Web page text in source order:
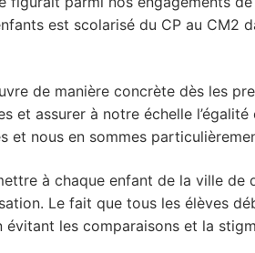
est scolarisé du CP au CM2
de manière concrète dès les
et assurer à notre échelle
et nous en sommes
à chaque enfant de la ville de
Le fait que tous les élèves
les comparaisons et la